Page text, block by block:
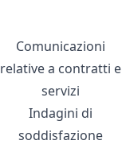
Comunicazioni
relative a contratti e
servizi
Indagini di
soddisfazione